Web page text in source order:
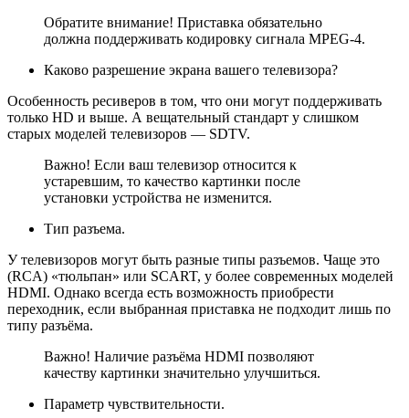
Обратите внимание! Приставка обязательно
должна поддерживать кодировку сигнала MPEG-4.
Каково разрешение экрана вашего телевизора?
Особенность ресиверов в том, что они могут поддерживать
только HD и выше. А вещательный стандарт у слишком
старых моделей телевизоров — SDTV.
Важно! Если ваш телевизор относится к
устаревшим, то качество картинки после
установки устройства не изменится.
Тип разъема.
У телевизоров могут быть разные типы разъемов. Чаще это
(RCA) «тюльпан» или SCART, у более современных моделей
HDMI. Однако всегда есть возможность приобрести
переходник, если выбранная приставка не подходит лишь по
типу разъёма.
Важно! Наличие разъёма HDMI позволяют
качеству картинки значительно улучшиться.
Параметр чувствительности.